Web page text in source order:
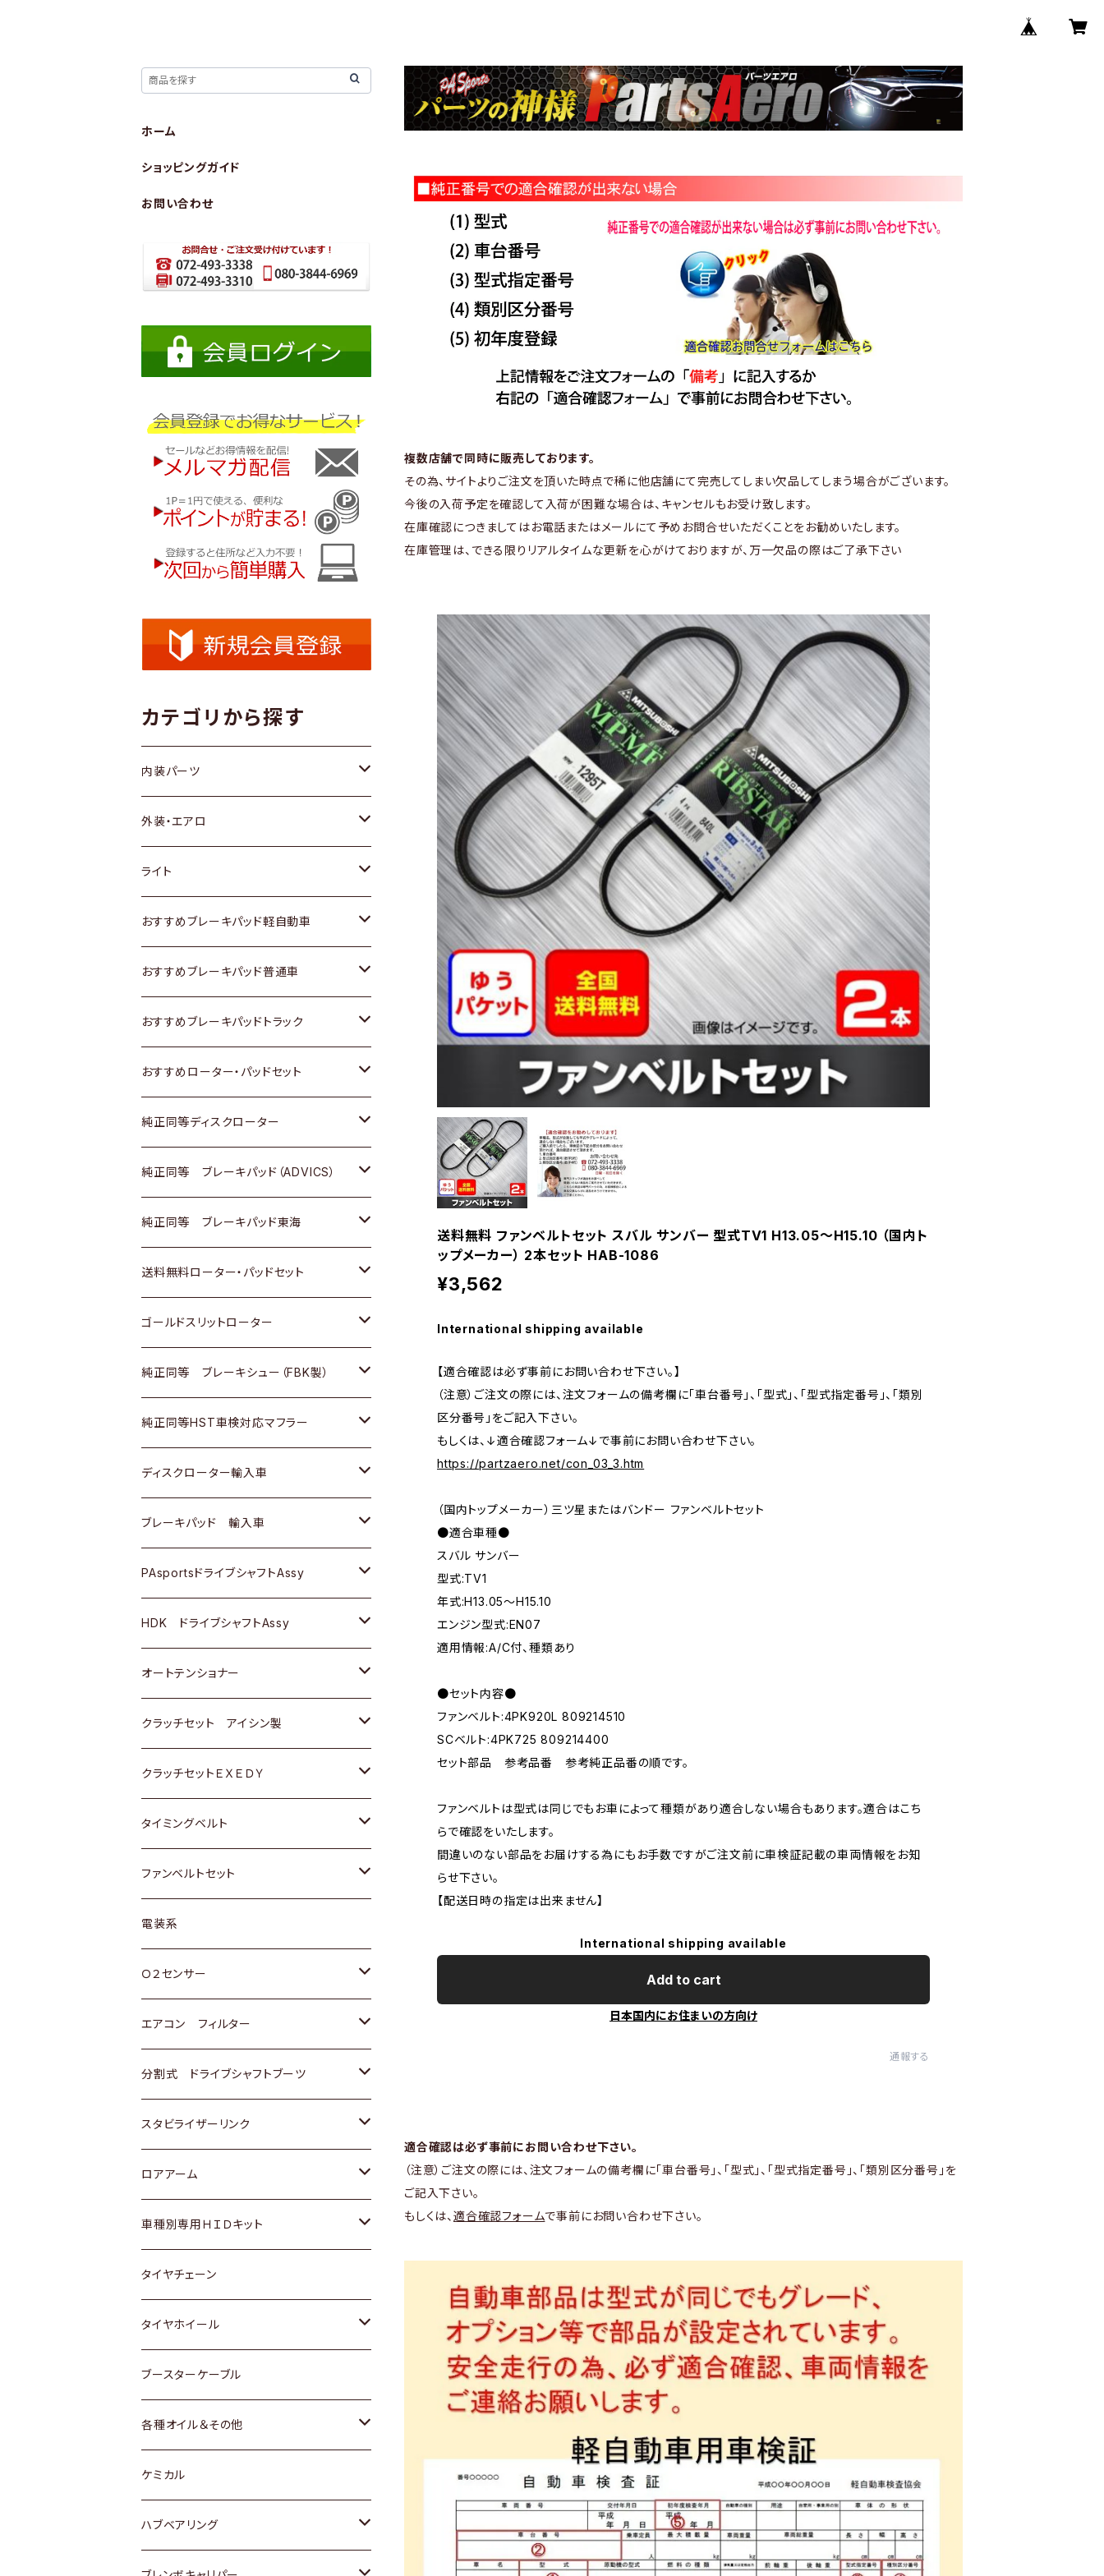
複数店舗で同時に販売しております。
その為、サイトよりご注文を頂いた時点で稀に他店舗にて完売してしまい欠品してしまう場合がございます。
今後の入荷予定を確認して入荷が困難な場合は、キャンセルもお受け致します。
在庫確認につきましてはお電話またはメールにて予めお問合せいただくことをお勧めいたします。
在庫管理は、できる限りリアルタイムな更新を心がけておりますが、万一欠品の際はご了承下さい
送料無料 ファンベルトセット スバル サンバー 型式TV1 H13.05～H15.10 （国内ト
ップメーカー） 2本セット HAB-1086
¥3,562
International shipping available
【適合確認は必ず事前にお問い合わせ下さい。】
（注意）ご注文の際には、注文フォームの備考欄に「車台番号」、「型式」、「型式指定番号」、「類別
区分番号」をご記入下さい。
もしくは、↓適合確認フォーム↓で事前にお問い合わせ下さい。
https://partzaero.net/con_03_3.htm
（国内トップメーカー）三ツ星またはバンドー ファンベルトセット
●適合車種●
スバル サンバー
型式:TV1
年式:H13.05～H15.10
エンジン型式:EN07
適用情報:A/C付、種類あり
●セット内容●
ファンベルト:4PK920L 809214510
SCベルト:4PK725 809214400
セット部品 参考品番 参考純正品番の順です。
ファンベルトは型式は同じでもお車によって種類があり適合しない場合もあります。適合はこち
らで確認をいたします。
間違いのない部品をお届けする為にもお手数ですがご注文前に車検証記載の車両情報をお知
らせ下さい。
【配送日時の指定は出来ません】
International shipping available
Add to cart
日本国内にお住まいの方向け
通報する
適合確認は必ず事前にお問い合わせ下さい。
（注意）ご注文の際には、注文フォームの備考欄に「車台番号」、「型式」、「型式指定番号」、「類別区分番号」を
ご記入下さい。
もしくは、 適合確認フォームで事前にお問い合わせ下さい。
ホーム
ショッピングガイド
お問い合わせ
カテゴリから探す
内装パーツ
トヨタ
ホンダ
スズキ
日産
いすゞ
ダイハツ
マツダ
三菱
スバル
日野
三菱ふそう
ＢＭＷ
外装・エアロ
トヨタ
ホンダ
スズキ
日産
いすゞ
ダイハツ
マツダ
三菱
日野
三菱ふそう
ライト
トヨタ
スズキ
日産
いすゞ
ダイハツ
三菱
日野
三菱ふそう
その他
おすすめブレーキパッド軽自動車
トヨタ
ホンダ
スズキ
日産
ダイハツ
マツダ
三菱
スバル
おすすめブレーキパッド普通車
トヨタ
ホンダ
スズキ
日産
いすゞ
ダイハツ
マツダ
三菱
スバル
おすすめブレーキパッドトラック
トヨタ
日産
いすゞ
ダイハツ
マツダ
三菱
おすすめローター・パッドセット
トヨタ
ホンダ
スズキ
日産
ダイハツ
マツダ
三菱
スバル
純正同等ディスクローター
トヨタ
ホンダ
スズキ
日産
いすゞ
ダイハツ
マツダ
三菱
スバル
ＢＥＮＺ
純正同等 ブレーキパッド（ADVICS）
トヨタ
ホンダ
スズキ
日産
ダイハツ
マツダ
三菱
スバル
純正同等 ブレーキパッド東海
トヨタ
ホンダ
日産
いすゞ
ダイハツ
マツダ
三菱
スバル
送料無料ローター・パッドセット
トヨタ
ホンダ
スズキ
日産
ダイハツ
マツダ
三菱
スバル
ゴールドスリットローター
トヨタ
ホンダ
スズキ
日産
ダイハツ
マツダ
三菱
スバル
純正同等 ブレーキシュー（FBK製）
ホンダ
スズキ
日産
ダイハツ
マツダ
三菱
スバル
純正同等HST車検対応マフラー
トヨタ
ホンダ
スズキ
日産
いすゞ
ダイハツ
マツダ
三菱
スバル
日野
ディスクローター輸入車
ＡＵＤＩ
ＢＥＮＺ
ＢＭＷ
GOLF
ＷＡＧＥＮ
アストロ（シボレー）
クライスラー
ブレーキパッド 輸入車
ＢＥＮＺ
ＢＭＷ
ＷＡＧＥＮ
ＶＯＬＶＯ
PAsportsドライブシャフトAssy
トヨタ
ホンダ
スズキ
日産
ダイハツ
マツダ
三菱
スバル
HDK ドライブシャフトAssy
スズキ
ダイハツ
日産
ホンダ
マツダ
オートテンショナー
トヨタ
クラッチセット アイシン製
ホンダ
スズキ
ダイハツ
マツダ
三菱
スバル
クラッチセットＥＸＥＤＹ
ホンダ
スズキ
日産
ダイハツ
マツダ
三菱
スバル
タイミングベルト
トヨタ
スズキ
ダイハツ
三菱
スバル
ファンベルトセット
トヨタ
ホンダ
スズキ
日産
いすゞ
ダイハツ
マツダ
三菱
スバル
レクサス
電装系
Ｏ２センサー
トヨタ
ホンダ
スズキ
日産
ダイハツ
マツダ
三菱
スバル
エアコン フィルター
トヨタ
ホンダ
スズキ
日産
いすゞ
ダイハツ
マツダ
三菱
スバル
分割式 ドライブシャフトブーツ
トヨタ
ホンダ
スズキ
日産
ダイハツ
スバル
スタビライザーリンク
トヨタ
ホンダ
スズキ
日産
ダイハツ
マツダ
ロアアーム
ホンダ
スズキ
日産
ダイハツ
マツダ
スバル
車種別専用ＨＩＤキット
トヨタ
マツダ
タイヤチェーン
タイヤホイール
トヨタ
ホンダ
スズキ
日産
ブースターケーブル
各種オイル＆その他
ディーデル洗浄添加剤
ケミカル
ハブベアリング